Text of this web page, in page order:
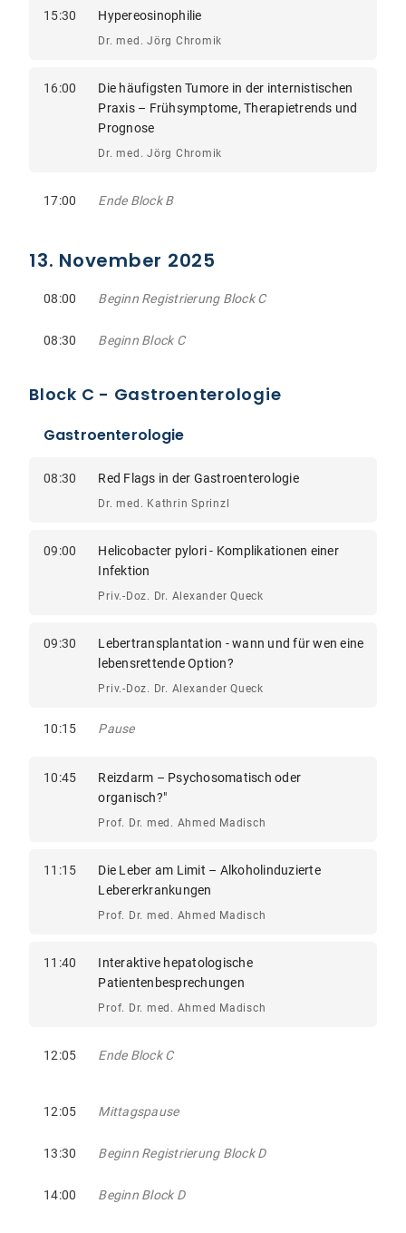
15:30 Hypereosinophilie
Dr. med. Jörg Chromik
16:00
Die häufigsten Tumore in der internistischen
Praxis – Frühsymptome, Therapietrends und
Prognose
Dr. med. Jörg Chromik
17:00 Ende Block B
13. November 2025
08:00 Beginn Registrierung Block C
08:30 Beginn Block C
Block C - Gastroenterologie
Gastroenterologie
08:30 Red Flags in der Gastroenterologie
Dr. med. Kathrin Sprinzl
09:00
Helicobacter pylori - Komplikationen einer
Infektion
Priv.-Doz. Dr. Alexander Queck
09:30
Lebertransplantation - wann und für wen eine
lebensrettende Option?
Priv.-Doz. Dr. Alexander Queck
10:15 Pause
10:45
Reizdarm – Psychosomatisch oder
organisch?"
Prof. Dr. med. Ahmed Madisch
11:15
Die Leber am Limit – Alkoholinduzierte
Lebererkrankungen
Prof. Dr. med. Ahmed Madisch
11:40
Interaktive hepatologische
Patientenbesprechungen
Prof. Dr. med. Ahmed Madisch
12:05 Ende Block C
12:05 Mittagspause
13:30 Beginn Registrierung Block D
14:00 Beginn Block D